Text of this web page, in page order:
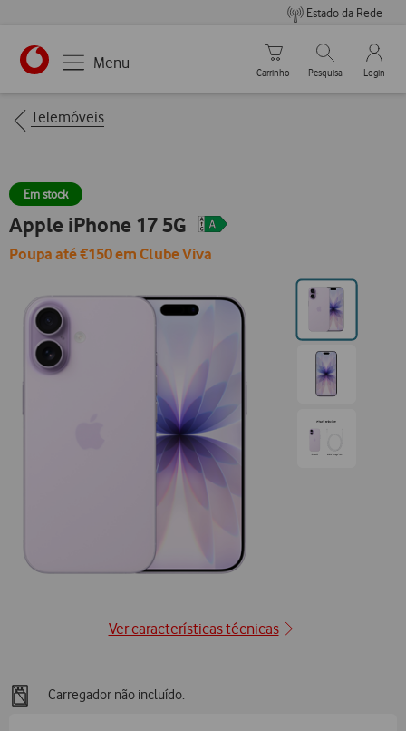
Estado da Rede
https://www.vodafone.pt
Menu
Carrinho de compras
Carrinho
Pesquisar
Pesquisa
My
Login
Breadcrumbs
Telemóveis
Em stock
Apple iPhone 17 5G
Poupa até €150 em Clube Viva
Ir
para
posição0
Ir
posição1
Ver características técnicas
Carregador não incluído.